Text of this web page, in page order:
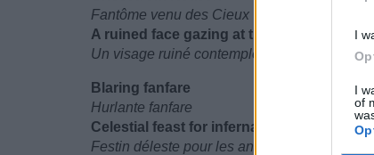
I
I
of
Fantôme venu des Cieux
A ruined face gazing at the magnificent
Un visage ruiné contemple les cieux
Blaring fanfare
Hurlante fanfare
Celestial feast for infernal angels
Festin déleste pour les anges infernaux